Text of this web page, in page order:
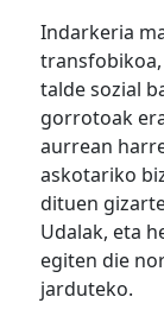
Indarkeria
talde sozial
gorrotoak
aurrean
askotariko
dituen
Udalak, eta
egiten die
jarduteko.